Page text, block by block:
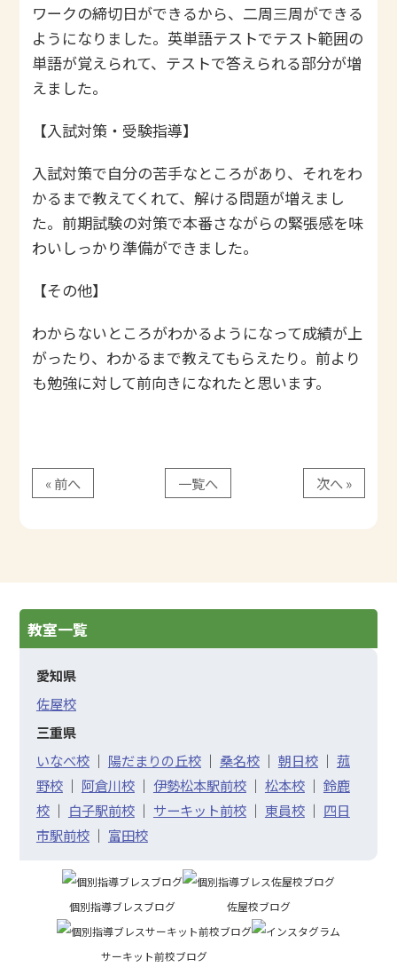
ワークの締切日ができるから、二周三周ができる
ようになりました。英単語テストでテスト範囲の
単語が覚えられて、テストで答えられる部分が増
えました。
【入試対策・受験指導】
入試対策で自分の苦手なところがあり、それをわ
かるまで教えてくれて、解ける問題が増えまし
た。前期試験の対策で本番さながらの緊張感を味
わいしっかり準備ができました。
【その他】
わからないところがわかるようになって成績が上
がったり、わかるまで教えてもらえたり。前より
も勉強に対して前向きになれたと思います。
« 前へ 一覧へ 次へ »
教室一覧
愛知県
佐屋校
三重県
いなべ校｜ 陽だまりの丘校｜ 桑名校｜ 朝日校｜ 菰
野校｜ 阿倉川校｜ 伊勢松本駅前校｜ 松本校｜ 鈴鹿
校｜ 白子駅前校｜ サーキット前校｜ 東員校｜ 四日
市駅前校｜ 富田校
個別指導ブレスブログ 佐屋校ブログ
サーキット前校ブログ